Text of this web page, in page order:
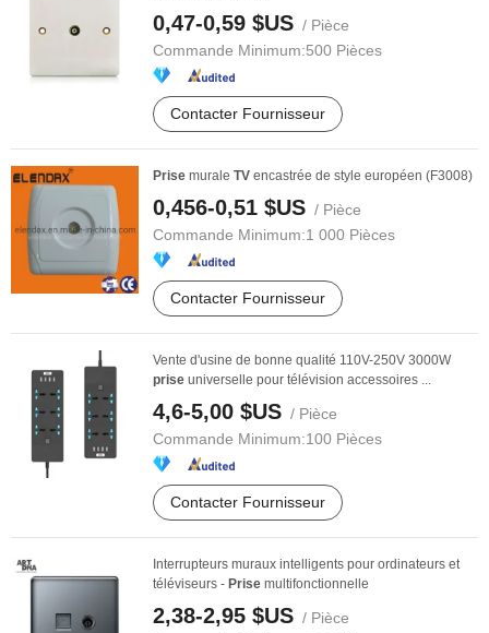
0,47-0,59 $US / Pièce
Commande Minimum:500 Pièces
Contacter Fournisseur
Prise murale TV encastrée de style européen (F3008)
0,456-0,51 $US / Pièce
Commande Minimum:1 000 Pièces
Contacter Fournisseur
Vente d'usine de bonne qualité 110V-250V 3000W
prise universelle pour télévision accessoires ...
4,6-5,00 $US / Pièce
Commande Minimum:100 Pièces
Contacter Fournisseur
Interrupteurs muraux intelligents pour ordinateurs et
téléviseurs - Prise multifonctionnelle
2,38-2,95 $US / Pièce